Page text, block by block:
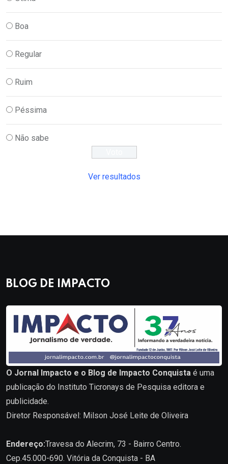
Boa
Regular
Ruim
Péssima
Não sabe
Ver resultados
BLOG DE IMPACTO
O Jornal Impacto e o Blog de Impacto Conquista é uma
publicação do Instituto Ticronays de Pesquisa editora e
publicidade.
Diretor Responsável: Milson José Leite de Oliveira
Endereço:Travesa do Alecrim, 73 - Bairro Centro.
Cep.45.000-690. Vitória da Conquista - BA